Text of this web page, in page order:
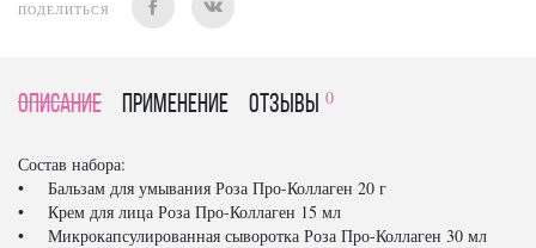
ПОДЕЛИТЬСЯ
Описание Применение отзывы 0
Состав набора:
• Бальзам для умывания Роза Про-Коллаген 20 г
• Крем для лица Роза Про-Коллаген 15 мл
• Микрокапсулированная сыворотка Роза Про-Коллаген 30 мл